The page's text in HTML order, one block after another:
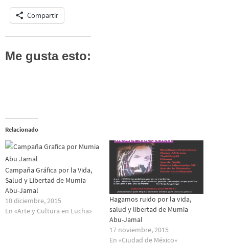
Compartir
Me gusta esto:
Relacionado
Campaña Gráfica por la Vida,
Salud y Libertad de Mumia
Abu-Jamal
10 diciembre, 2015
En «Arte y Cultura en Lucha»
Hagamos ruido por la vida,
salud y libertad de Mumia
Abu-Jamal
17 noviembre, 2015
En «Ciudad de México»